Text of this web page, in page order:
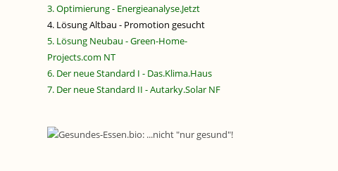
3. Optimierung - Energieanalyse.Jetzt
4. Lösung Altbau - Promotion gesucht
5. Lösung Neubau - Green-Home-
Projects.com NT
6. Der neue Standard I - Das.Klima.Haus
7. Der neue Standard II - Autarky.Solar NF